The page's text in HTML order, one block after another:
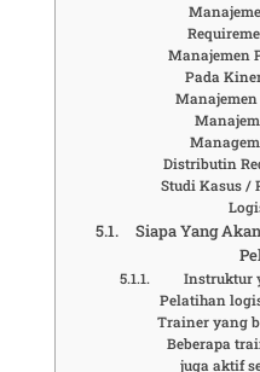
Manajemen
Pada
Manajemen
Distributin
Studi Kasus /
Siapa Yang
Instruktur
Pelatihan
Trainer yang
Beberapa
juga aktif